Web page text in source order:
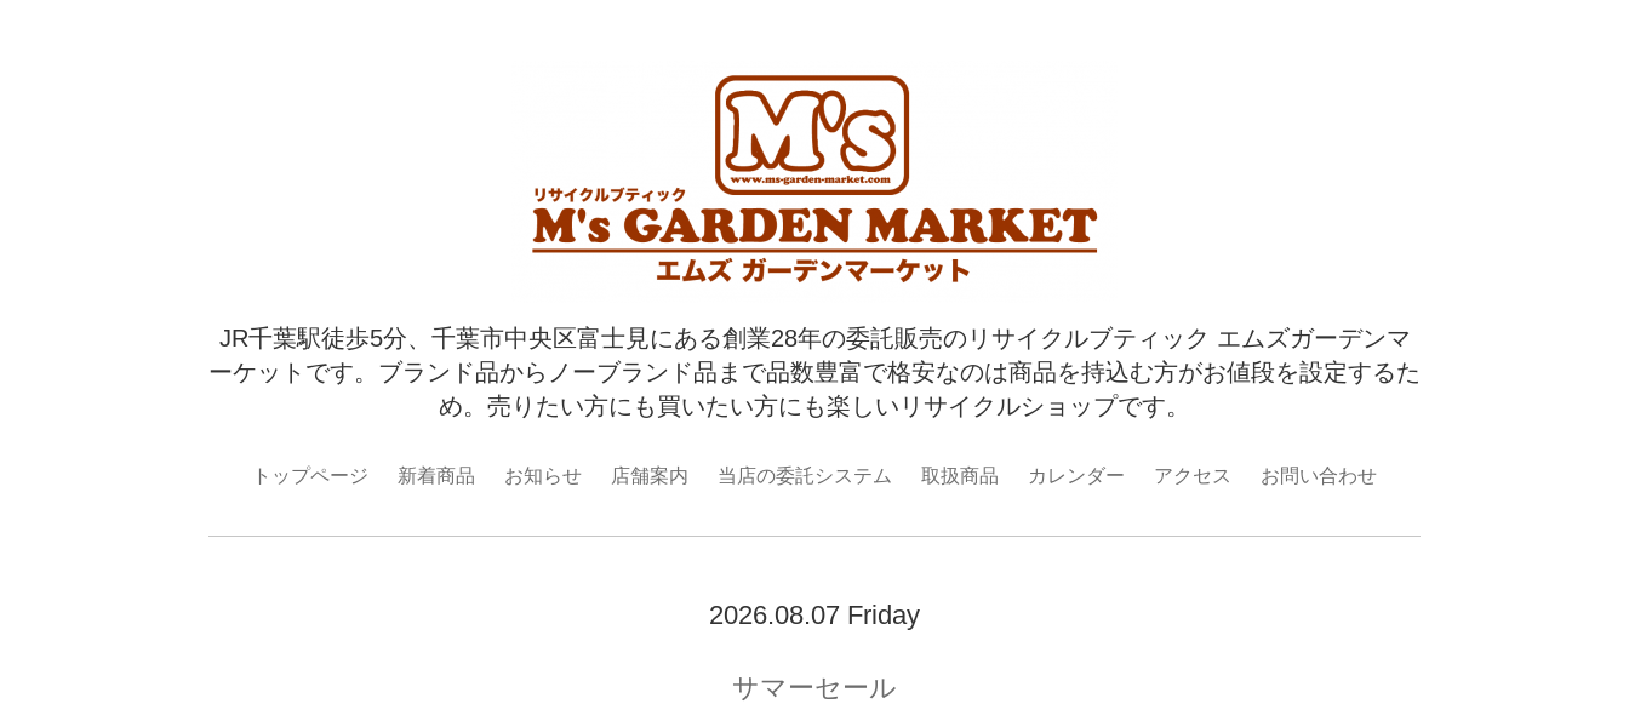
JR千葉駅徒歩5分、千葉市中央区富士見にある創業28年の委託販売のリサイクルブティック エムズガーデンマ
ーケットです。ブランド品からノーブランド品まで品数豊富で格安なのは商品を持込む方がお値段を設定するた
め。売りたい方にも買いたい方にも楽しいリサイクルショップです。
トップページ 新着商品 お知らせ 店舗案内 当店の委託システム 取扱商品 カレンダー アクセス お問い合わせ
2026.08.07 Friday
サマーセール